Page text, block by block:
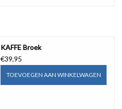
KAFFE Broek
€39,95
TOEVOEGEN AAN WINKELWAGEN